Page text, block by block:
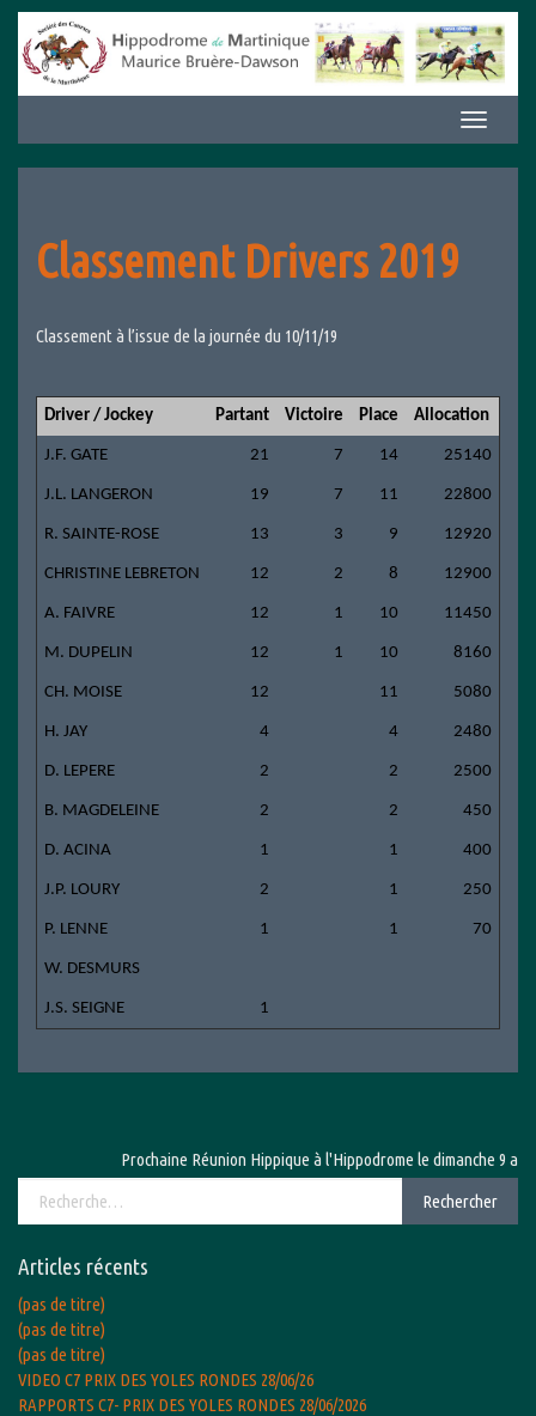
Aller
contenu
Afficher/
la
Classement Drivers 2019
Classement à l’issue de la journée du 10/11/19
Driver / Jockey Partant Victoire Place Allocation
J.F. GATE 21 7 14 25140
J.L. LANGERON 19 7 11 22800
R. SAINTE-ROSE 13 3 9 12920
CHRISTINE LEBRETON 12 2 8 12900
A. FAIVRE 12 1 10 11450
M. DUPELIN 12 1 10 8160
CH. MOISE 12 11 5080
H. JAY 4 4 2480
D. LEPERE 2 2 2500
B. MAGDELEINE 2 2 450
D. ACINA 1 1 400
J.P. LOURY 2 1 250
P. LENNE 1 1 70
W. DESMURS
J.S. SEIGNE 1
Prochaine Réunion Hippique à l'Hippodrome le dimanche 9
Rechercher
Articles récents
(pas de titre)
(pas de titre)
(pas de titre)
VIDEO C7 PRIX DES YOLES RONDES 28/06/26
RAPPORTS C7- PRIX DES YOLES RONDES 28/06/2026